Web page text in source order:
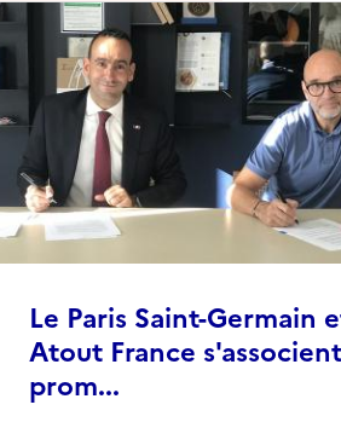
Le Paris Saint-Germain
Atout France
prom...